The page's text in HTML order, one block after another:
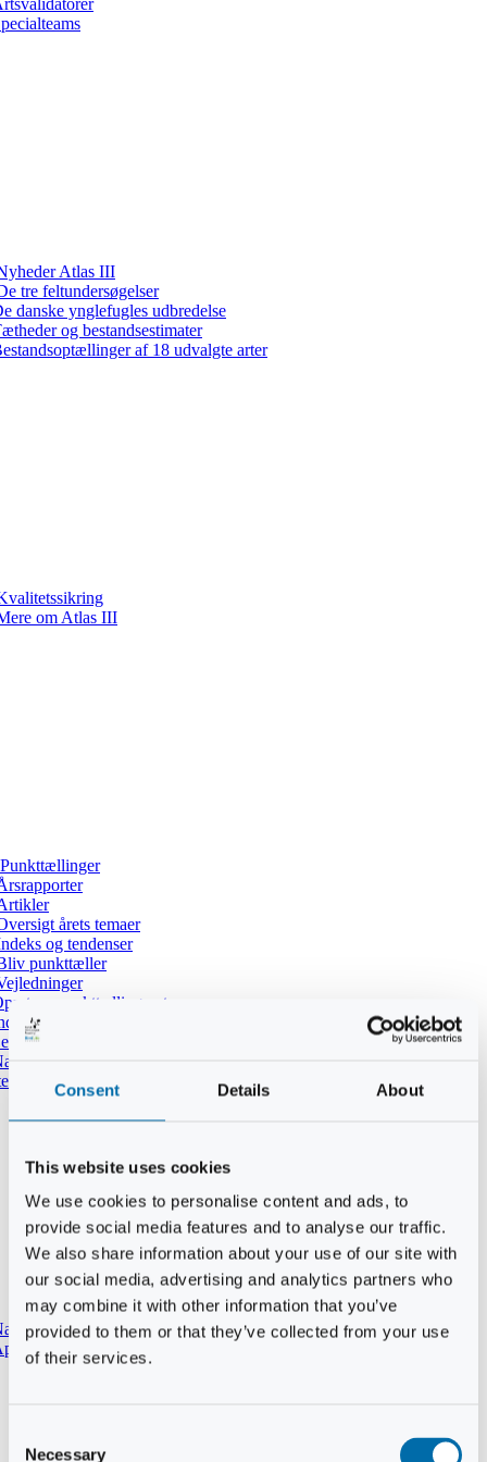
Consent Details About
This website uses cookies
We use cookies to personalise content and ads, to
provide social media features and to analyse our traffic.
We also share information about your use of our site with
our social media, advertising and analytics partners who
may combine it with other information that you’ve
provided to them or that they’ve collected from your use
of their services.
Necessary
Atlas III
tre feltundersøgelser
danske ynglefugles udbredelse
og bestandsestimater
af 18 udvalgte arter
om Atlas III
Punkttællinger
årets temaer
og tendenser
punkttæller
ny punkttællingsrute
udført tælling i DOFbasen
dine tidligere punkttællinger
i mørket
til punkttællinger